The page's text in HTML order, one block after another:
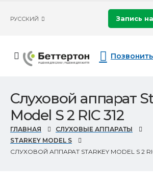
РУССКИЙ Запись
Слуховой аппарат
Model S 2 RIC 312
ГЛАВНАЯ
СЛУХОВЫЕ АППАРАТЫ
STARKEY MODEL S
СЛУХОВОЙ АППАРАТ STARKEY MODEL S 2